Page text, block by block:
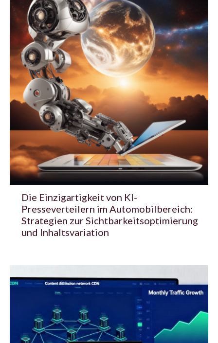
Die Einzigartigkeit von KI-
Presseverteilern im Automobilbereich:
Strategien zur Sichtbarkeitsoptimierung
und Inhaltsvariation